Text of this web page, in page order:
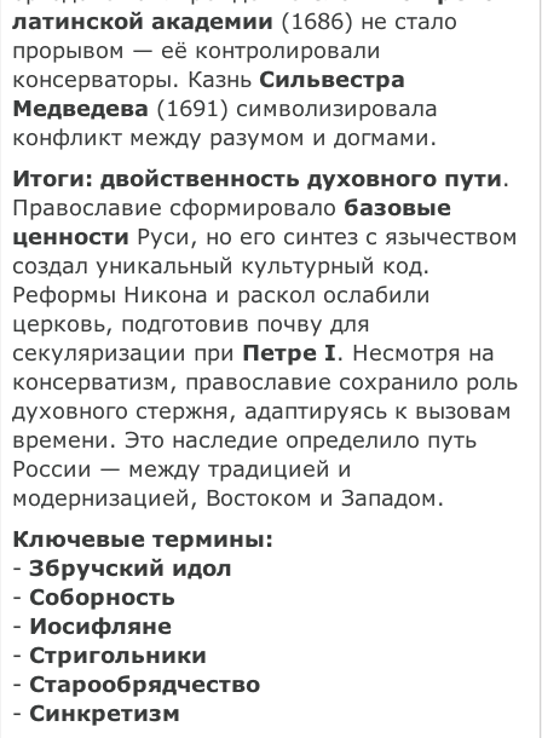
латинской академии (1686) не стало
прорывом — её контролировали
консерваторы. Казнь Сильвестра
Медведева (1691) символизировала
конфликт между разумом и догмами.
Итоги: двойственность духовного пути.
Православие сформировало базовые
ценности Руси, но его синтез с язычеством
создал уникальный культурный код.
Реформы Никона и раскол ослабили
церковь, подготовив почву для
секуляризации при Петре I. Несмотря на
консерватизм, православие сохранило роль
духовного стержня, адаптируясь к вызовам
времени. Это наследие определило путь
России — между традицией и
модернизацией, Востоком и Западом.
Ключевые термины:
- Збручский идол
- Соборность
- Иосифляне
- Стригольники
- Старообрядчество
- Синкретизм